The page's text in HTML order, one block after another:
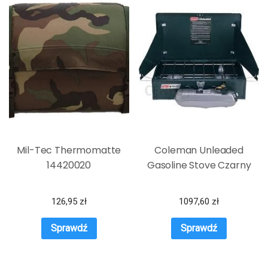
Mil-Tec Thermomatte
14420020
126,95 zł
Sprawdź
Coleman Unleaded
Gasoline Stove Czarny
1097,60 zł
Sprawdź